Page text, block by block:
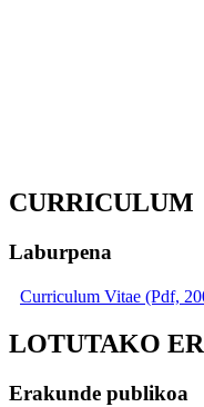
CURRICULUM
Laburpena
Curriculum Vitae (Pdf,
LOTUTAKO
Erakunde publikoa